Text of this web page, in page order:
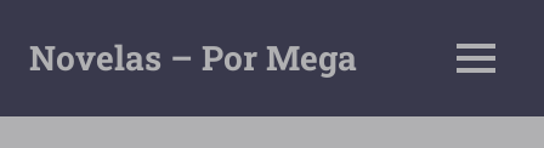
contenido
Novelas – Por Mega MENÚ